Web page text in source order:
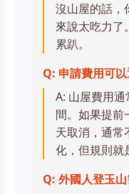
沒山屋的話，
來說太吃力了
累趴。
Q: 申請費用可
A: 山屋費用
間。如果提前
天取消，通常
化，但規則就
Q: 外國人登玉